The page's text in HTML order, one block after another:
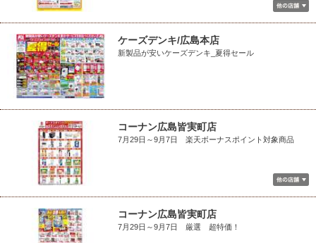
ケーズデンキ/広島本店
新製品が安いケーズデンキ_夏得セール
コーナン広島皆実町店
7月29日～9月7日 楽天ボーナスポイント対象商品
コーナン広島皆実町店
7月29日～9月7日 厳選 超特価！